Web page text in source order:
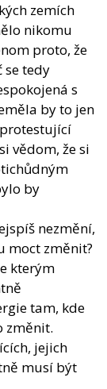
zemích
nikomu
proto, že
se tedy
s
by to jen
vědom, že si
by
nezmění,
moct změnit?
kterým
tam, kde
změnit.
jejich
musí být